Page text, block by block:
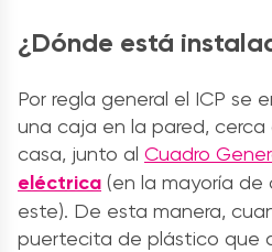
¿Dónde está
Por regla general el ICP se
una caja en la pared,
casa, junto al Cuadro
eléctrica (en la mayoría de
este). De esta manera,
puertecita de plástico que